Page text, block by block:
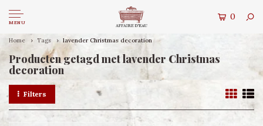
MENU
0
Home Tags lavender Christmas decoration
Producten getagd met lavender Christmas
decoration
Filters